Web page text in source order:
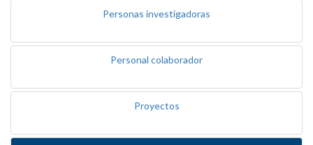
Personas investigadoras
Personal colaborador
Proyectos